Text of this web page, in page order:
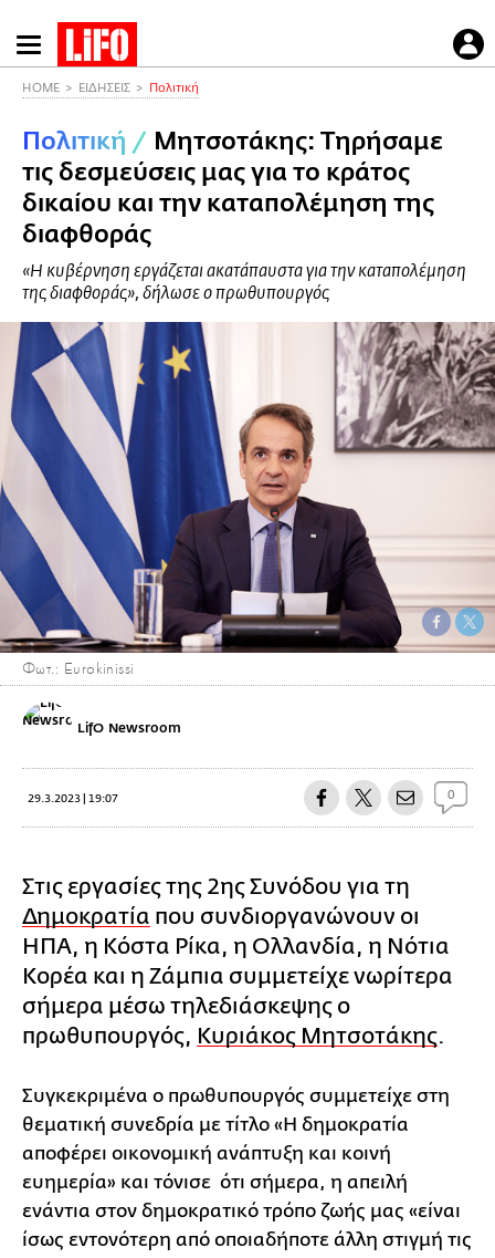
Παράκαμψη
προς
περιεχόμενο
HOME ΕΙΔΗΣΕΙΣ Πολιτική
Πολιτική / Μητσοτάκης: Τηρήσαμε
τις δεσμεύσεις μας για το κράτος
δικαίου και την καταπολέμηση της
διαφθοράς
«Η κυβέρνηση εργάζεται ακατάπαυστα για την καταπολέμηση
της διαφθοράς», δήλωσε ο πρωθυπουργός
Φωτ.: Eurokinissi
LifO Newsroom
29.3.2023 | 19:07 0
Στις εργασίες της 2ης Συνόδου για τη
Δημοκρατία που συνδιοργανώνουν οι
ΗΠΑ, η Κόστα Ρίκα, η Ολλανδία, η Νότια
Κορέα και η Ζάμπια συμμετείχε νωρίτερα
σήμερα μέσω τηλεδιάσκεψης ο
πρωθυπουργός, Κυριάκος Μητσοτάκης.
Συγκεκριμένα ο πρωθυπουργός συμμετείχε στη
θεματική συνεδρία με τίτλο «Η δημοκρατία
αποφέρει οικονομική ανάπτυξη και κοινή
ευημερία» και τόνισε ότι σήμερα, η απειλή
ενάντια στον δημοκρατικό τρόπο ζωής μας «είναι
ίσως εντονότερη από οποιαδήποτε άλλη στιγμή τις